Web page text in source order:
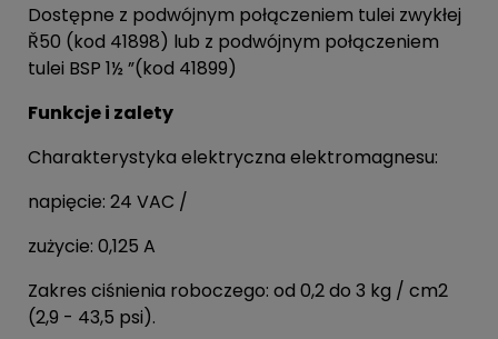
Dostępne z podwójnym połączeniem tulei zwykłej
Ř50 (kod 41898) lub z podwójnym połączeniem
tulei BSP 1½ ”(kod 41899)
Funkcje i zalety
Charakterystyka elektryczna elektromagnesu:
napięcie: 24 VAC /
zużycie: 0,125 A
Zakres ciśnienia roboczego: od 0,2 do 3 kg / cm2
(2,9 - 43,5 psi).